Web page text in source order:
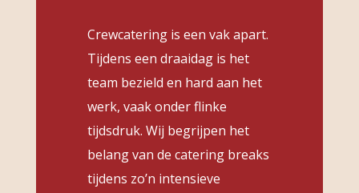
Crewcatering is een vak apart.
Tijdens een draaidag is het
team bezield en hard aan het
werk, vaak onder flinke
tijdsdruk. Wij begrijpen het
belang van de catering breaks
tijdens zo’n intensieve